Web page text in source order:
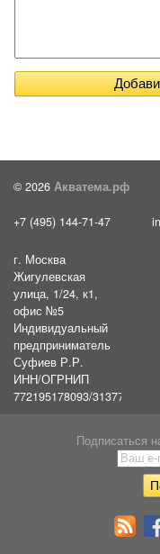
© 2026 Акватема.рф
+7 (495) 144-71-47
г. Москва
Жигулевская
улица, 1/24, к1,
офис №5
Индивидуальный
предприниматель
Суфиев Р.Р.
ИНН/ОГРНИП
772195178093/
Подписаться